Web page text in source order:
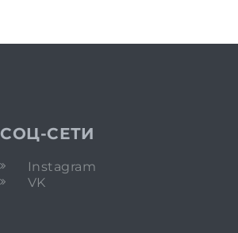
СОЦ-СЕТИ
Instagram
VK